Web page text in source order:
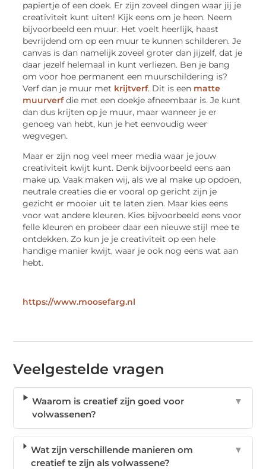
papiertje of een doek. Er zijn zoveel dingen waar jij je
creativiteit kunt uiten! Kijk eens om je heen. Neem
bijvoorbeeld een muur. Het voelt heerlijk, haast
bevrijdend om op een muur te kunnen schilderen. Je
canvas is dan namelijk zoveel groter dan jijzelf, dat je
daar jezelf helemaal in kunt verliezen. Ben je bang
om voor hoe permanent een muurschildering is?
Verf dan je muur met krijtverf. Dit is een matte
muurverfdie met een doekje afneembaar is. Je kunt
dan dus krijten op je muur, maar wanneer je er
genoeg van hebt, kun je het eenvoudig weer
wegvegen.
Maar er zijn nog veel meer media waar je jouw
creativiteit kwijt kunt. Denk bijvoorbeeld eens aan
make up. Vaak maken wij, als we al make up opdoen,
neutrale creaties die er vooral op gericht zijn je
gezicht er mooier uit te laten zien. Maar kies eens
voor wat andere kleuren. Kies bijvoorbeeld eens voor
felle kleuren en probeer daar een nieuwe stijl mee te
ontdekken. Zo kun je je creativiteit op een hele
handige manier kwijt, waar je ook nog eens wat aan
hebt.
https://www.moosefarg.nl
Veelgestelde vragen
Waarom is creatief zijn goed voor
volwassenen?
▼
Wat zijn verschillende manieren om
creatief te zijn als volwassene?
▼